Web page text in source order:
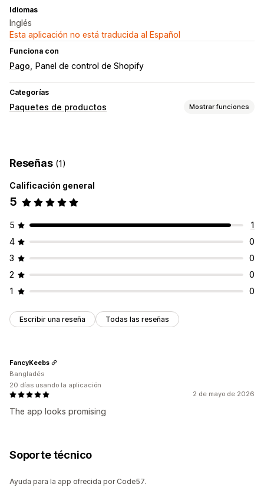
Idiomas
Inglés
Esta aplicación no está traducida al Español
Funciona con
Pago Panel de control de Shopify
Categorías
Paquetes de productos Mostrar funciones
Paquetes de opciones infinitas
Productos digitales
Paquetes personalizados
Descuentos globales
Personalizar precios
Reseñas (1)
Calificación general
5
5
1
4
0
3
0
2
0
1
0
Escribir una reseña Todas las reseñas
2 de mayo de 2026
The app looks promising
FancyKeebs
Bangladés
20 días usando la aplicación
Soporte técnico
Ayuda para la app ofrecida por Code57.